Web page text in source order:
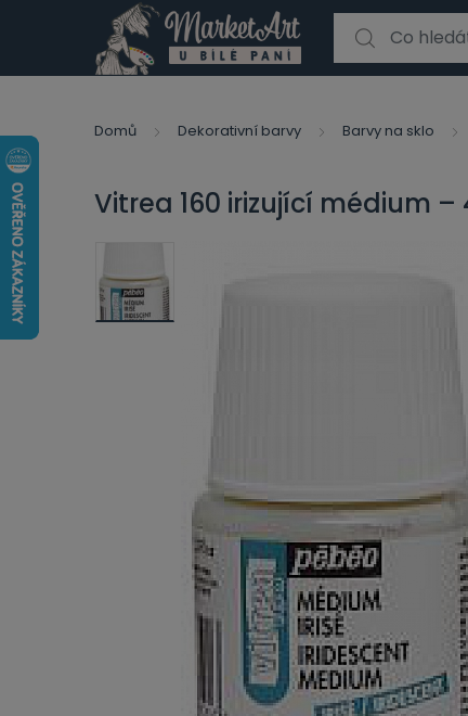
Search for:
Domů Dekorativní barvy Barvy na sklo
Vitrea 160 irizující médium –